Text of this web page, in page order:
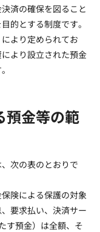
済の確保を図ること
的とする制度です。
より定められてお
より設立された預金
預金等の範
次の表のとおりで
険による保護の対象
要求払い、決済サー
す預金）は全額、そ